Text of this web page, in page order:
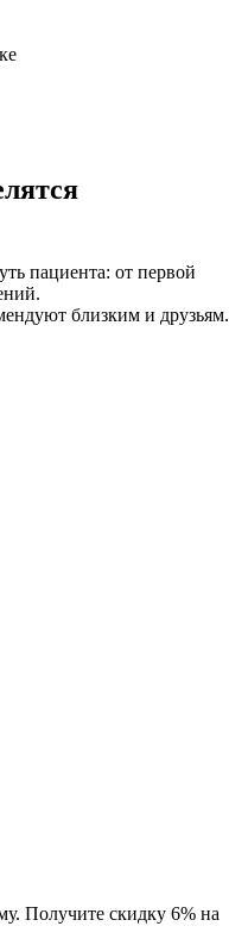
пациента: от первой
близким и друзьям.
Получите скидку 6% на